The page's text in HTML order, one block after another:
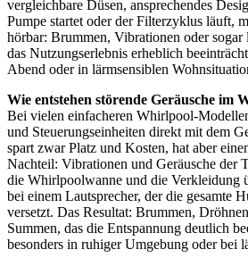
vergleichbare Düsen, ansprechendes
Pumpe startet oder der Filterzyklus läuft,
hörbar: Brummen, Vibrationen oder sogar
das Nutzungserlebnis erheblich
Abend oder in lärmsensiblen
Wie entstehen störende Geräusche im
Bei vielen einfacheren Whirlpool-
und Steuerungseinheiten direkt mit dem
spart zwar Platz und Kosten, hat aber
Nachteil: Vibrationen und Geräusche der
die Whirlpoolwanne und die Verkleidung
bei einem Lautsprecher, der die gesamte
versetzt. Das Resultat: Brummen,
Summen, das die Entspannung deutlich
besonders in ruhiger Umgebung oder bei